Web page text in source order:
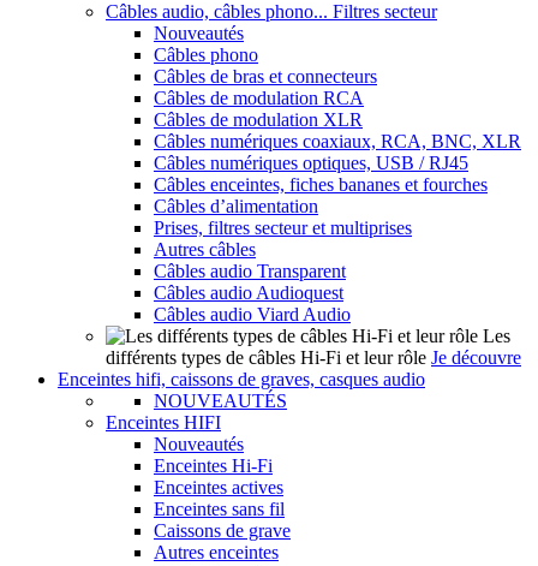
Câbles audio, câbles phono... Filtres secteur
Nouveautés
Câbles phono
Câbles de bras et connecteurs
Câbles de modulation RCA
Câbles de modulation XLR
Câbles numériques coaxiaux, RCA, BNC, XLR
Câbles numériques optiques, USB / RJ45
Câbles enceintes, fiches bananes et fourches
Câbles d’alimentation
Prises, filtres secteur et multiprises
Autres câbles
Câbles audio Transparent
Câbles audio Audioquest
Câbles audio Viard Audio
Les
différents types de câbles Hi-Fi et leur rôle Je découvre
Enceintes hifi, caissons de graves, casques audio
NOUVEAUTÉS
Enceintes HIFI
Nouveautés
Enceintes Hi-Fi
Enceintes actives
Enceintes sans fil
Caissons de grave
Autres enceintes